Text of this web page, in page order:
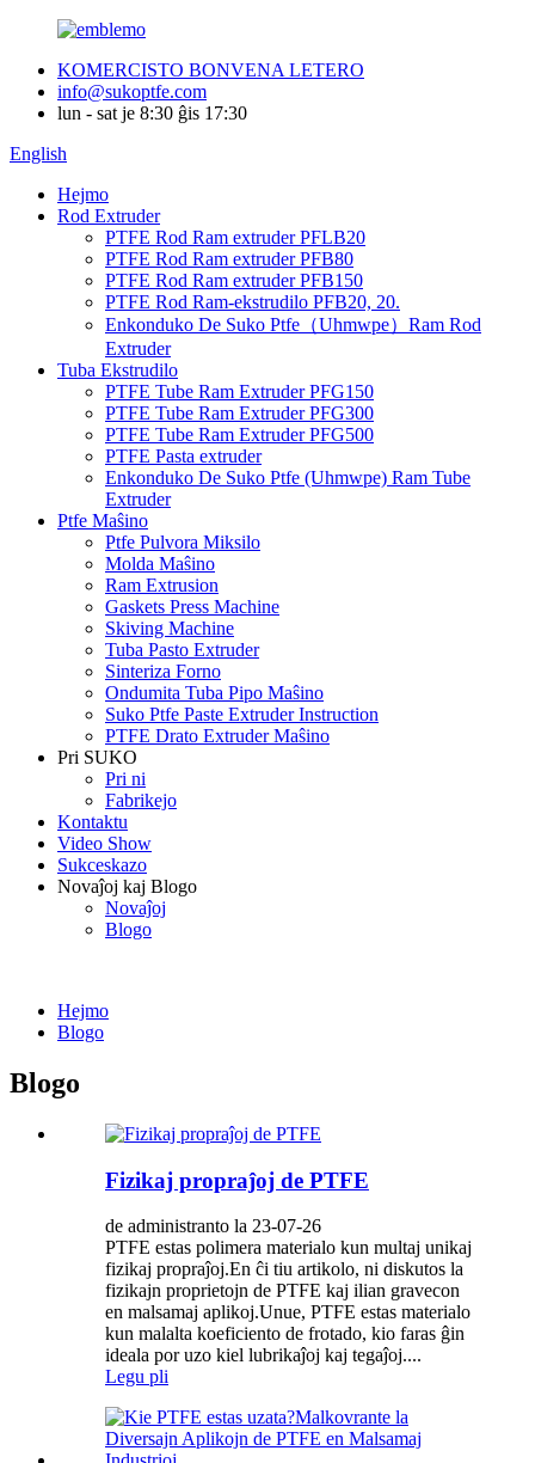
KOMERCISTO BONVENA LETERO
info@sukoptfe.com
lun - sat je 8:30 ĝis 17:30
English
Hejmo
Rod Extruder
PTFE Rod Ram extruder PFLB20
PTFE Rod Ram extruder PFB80
PTFE Rod Ram extruder PFB150
PTFE Rod Ram-ekstrudilo PFB20, 20.
Enkonduko De Suko Ptfe（Uhmwpe）Ram Rod
Extruder
Tuba Ekstrudilo
PTFE Tube Ram Extruder PFG150
PTFE Tube Ram Extruder PFG300
PTFE Tube Ram Extruder PFG500
PTFE Pasta extruder
Enkonduko De Suko Ptfe (Uhmwpe) Ram Tube
Extruder
Ptfe Maŝino
Ptfe Pulvora Miksilo
Molda Maŝino
Ram Extrusion
Gaskets Press Machine
Skiving Machine
Tuba Pasto Extruder
Sinteriza Forno
Ondumita Tuba Pipo Maŝino
Suko Ptfe Paste Extruder Instruction
PTFE Drato Extruder Maŝino
Pri SUKO
Pri ni
Fabrikejo
Kontaktu
Video Show
Sukceskazo
Novaĵoj kaj Blogo
Novaĵoj
Blogo
Hejmo
Blogo
Blogo
Fizikaj propraĵoj de PTFE
de administranto la 23-07-26
PTFE estas polimera materialo kun multaj unikaj
fizikaj propraĵoj.En ĉi tiu artikolo, ni diskutos la
fizikajn proprietojn de PTFE kaj ilian gravecon
en malsamaj aplikoj.Unue, PTFE estas materialo
kun malalta koeficiento de frotado, kio faras ĝin
ideala por uzo kiel lubrikaĵoj kaj tegaĵoj....
Legu pli